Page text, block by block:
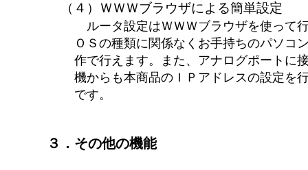
（４）ＷＷＷブラウザによる簡単設定
ルータ設定はＷＷＷブラウザを使って
ＯＳの種類に関係なくお手持ちのパソコ
作で行えます。また、アナログポートに
機からも本商品のＩＰアドレスの設定を
です。
３．その他の機能